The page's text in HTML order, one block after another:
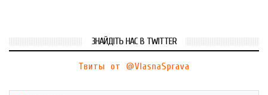
ЗНАЙДІТЬ НАС В TWITTER
Твиты от @VlasnaSprava